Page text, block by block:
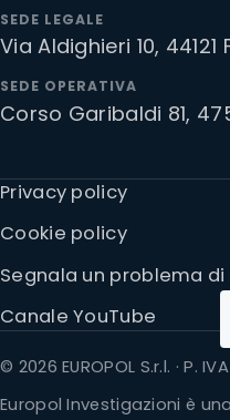
SEDE LEGALE
Via Aldighieri 10, 44121
SEDE OPERATIVA
Corso Garibaldi 81,
Privacy policy
Cookie policy
Segnala un problema
Canale YouTube
© 2026 EUROPOL S.r.l. · P.
Europol Investigazioni è